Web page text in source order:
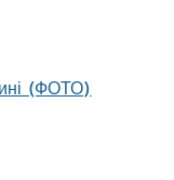
(ФОТО)